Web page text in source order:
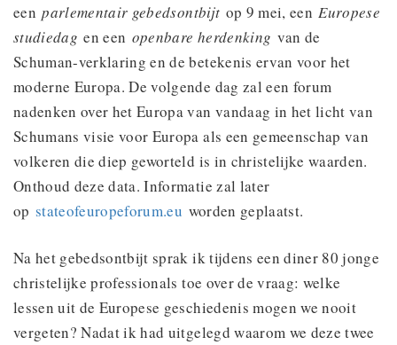
eenparlementair gebedsontbijt op 9 mei, eenEuropese
studiedag en een openbare herdenking van de
Schuman-verklaring en de betekenis ervan voor het
moderne Europa. De volgende dag zal een forum
nadenken over het Europa van vandaag in het licht van
Schumans visie voor Europa als een gemeenschap van
volkeren die diep geworteld is in christelijke waarden.
Onthoud deze data. Informatie zal later
opstateofeuropeforum.eu worden geplaatst.
Na het gebedsontbijt sprak ik tijdens een diner 80 jonge
christelijke professionals toe over de vraag: welke
lessen uit de Europese geschiedenis mogen we nooit
vergeten? Nadat ik had uitgelegd waarom we deze twee